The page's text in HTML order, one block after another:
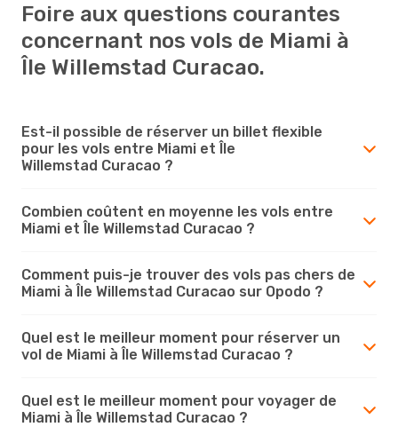
Foire aux questions courantes
concernant nos vols de Miami à
Île Willemstad Curacao.
Est-il possible de réserver un billet flexible
pour les vols entre Miami et Île
Willemstad Curacao ?
Combien coûtent en moyenne les vols entre
Miami et Île Willemstad Curacao ?
Comment puis-je trouver des vols pas chers de
Miami à Île Willemstad Curacao sur Opodo ?
Quel est le meilleur moment pour réserver un
vol de Miami à Île Willemstad Curacao ?
Quel est le meilleur moment pour voyager de
Miami à Île Willemstad Curacao ?